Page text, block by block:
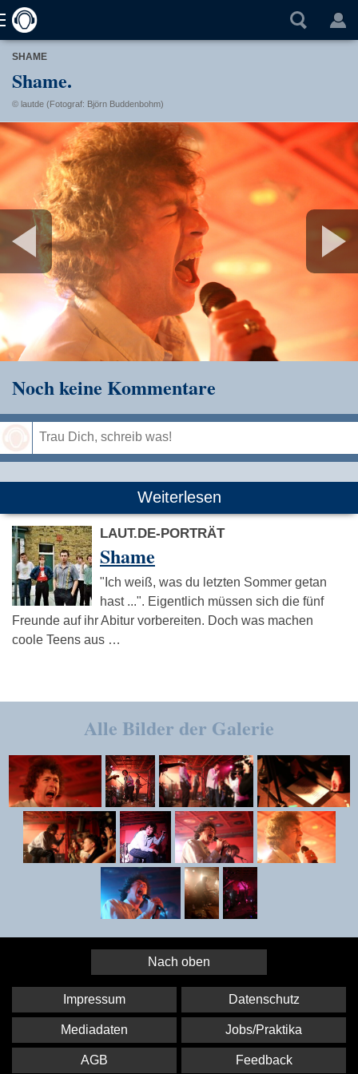
SHAME
Shame.
© lautde (Fotograf: Björn Buddenbohm)
Noch keine Kommentare
Weiterlesen
LAUT.DE-PORTRÄT
Shame
"Ich weiß, was du letzten Sommer getan
hast ...". Eigentlich müssen sich die fünf
Freunde auf ihr Abitur vorbereiten. Doch was machen
coole Teens aus …
Alle Bilder der Galerie
Nach oben
Impressum Datenschutz
Mediadaten Jobs/Praktika
AGB Feedback